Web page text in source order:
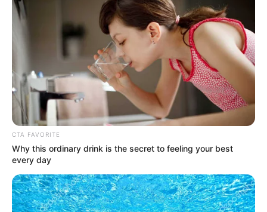
Capturaron tres personas
que robaron alimentos del
PAE en la comuna 11 de
Ibagué
PAE DEL TOLIMA
No permitirán que los
operadores del PAE
mala calidad en el Tolima
PLANADAS TOLIMA
CTA FAVORITE
Why this ordinary drink is the secret to feeling your best
every day